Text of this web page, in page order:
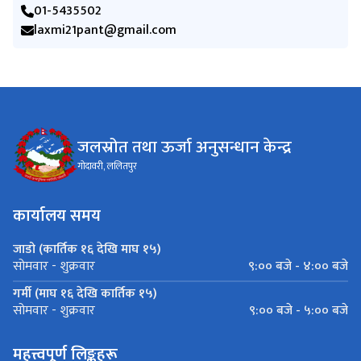
01-5435502
laxmi21pant@gmail.com
जलस्रोत तथा ऊर्जा अनुसन्धान केन्द्र
गोदावरी, ललितपुर
कार्यालय समय
जाडो (कार्तिक १६ देखि माघ १५)
सोमवार - शुक्रवार
९:०० बजे - ४:०० बजे
गर्मी (माघ १६ देखि कार्तिक १५)
सोमवार - शुक्रवार ९:०० बजे - ५:०० बजे
महत्त्वपूर्ण लिङ्कहरू